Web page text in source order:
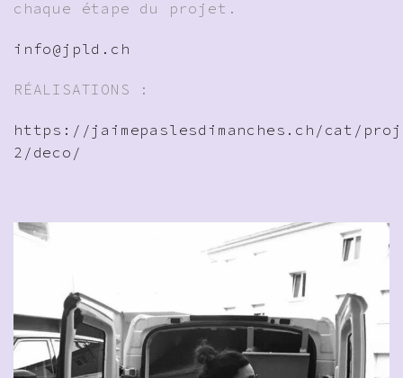
chaque étape du projet.
info@jpld.ch
RÉALISATIONS :
https://jaimepaslesdimanches.ch/cat/
2/deco/